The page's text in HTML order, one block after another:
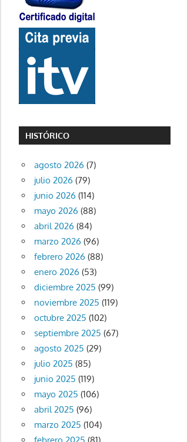
HISTÓRICO
agosto 2026 (7)
julio 2026 (79)
junio 2026 (114)
mayo 2026 (88)
abril 2026 (84)
marzo 2026 (96)
febrero 2026 (88)
enero 2026 (53)
diciembre 2025 (99)
noviembre 2025 (119)
octubre 2025 (102)
septiembre 2025 (67)
agosto 2025 (29)
julio 2025 (85)
junio 2025 (119)
mayo 2025 (106)
abril 2025 (96)
marzo 2025 (104)